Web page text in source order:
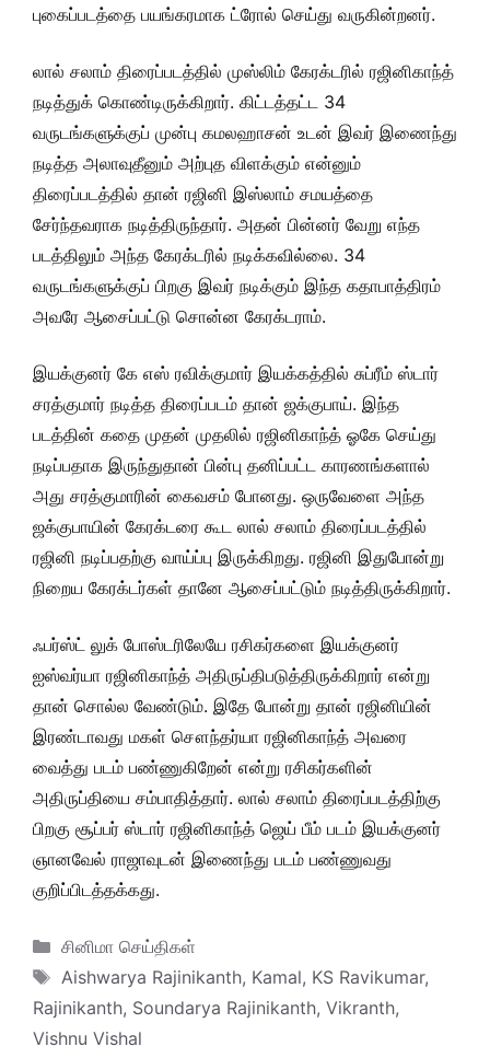
புகைப்படத்தை பயங்கரமாக ட்ரோல் செய்து வருகின்றனர்.
லால் சலாம் திரைப்படத்தில் முஸ்லிம் கேரக்டரில் ரஜினிகாந்த்
நடித்துக் கொண்டிருக்கிறார். கிட்டத்தட்ட 34
வருடங்களுக்குப் முன்பு கமலஹாசன் உடன் இவர் இணைந்து
நடித்த அலாவுதீனும் அற்புத விளக்கும் என்னும்
திரைப்படத்தில் தான் ரஜினி இஸ்லாம் சமயத்தை
சேர்ந்தவராக நடித்திருந்தார். அதன் பின்னர் வேறு எந்த
படத்திலும் அந்த கேரக்டரில் நடிக்கவில்லை. 34
வருடங்களுக்குப் பிறகு இவர் நடிக்கும் இந்த கதாபாத்திரம்
அவரே ஆசைப்பட்டு சொன்ன கேரக்டராம்.
இயக்குனர் கே எஸ் ரவிக்குமார் இயக்கத்தில் சுப்ரீம் ஸ்டார்
சரத்குமார் நடித்த திரைப்படம் தான் ஜக்குபாய். இந்த
படத்தின் கதை முதன் முதலில் ரஜினிகாந்த் ஓகே செய்து
நடிப்பதாக இருந்துதான் பின்பு தனிப்பட்ட காரணங்களால்
அது சரத்குமாரின் கைவசம் போனது. ஒருவேளை அந்த
ஜக்குபாயின் கேரக்டரை கூட லால் சலாம் திரைப்படத்தில்
ரஜினி நடிப்பதற்கு வாய்ப்பு இருக்கிறது. ரஜினி இதுபோன்று
நிறைய கேரக்டர்கள் தானே ஆசைப்பட்டும் நடித்திருக்கிறார்.
ஃபர்ஸ்ட் லுக் போஸ்டரிலேயே ரசிகர்களை இயக்குனர்
ஐஸ்வர்யா ரஜினிகாந்த் அதிருப்திபடுத்திருக்கிறார் என்று
தான் சொல்ல வேண்டும். இதே போன்று தான் ரஜினியின்
இரண்டாவது மகள் சௌந்தர்யா ரஜினிகாந்த் அவரை
வைத்து படம் பண்ணுகிறேன் என்று ரசிகர்களின்
அதிருப்தியை சம்பாதித்தார். லால் சலாம் திரைப்படத்திற்கு
பிறகு சூப்பர் ஸ்டார் ரஜினிகாந்த் ஜெய் பீம் படம் இயக்குனர்
ஞானவேல் ராஜாவுடன் இணைந்து படம் பண்ணுவது
குறிப்பிடத்தக்கது.
Categories
சினிமா செய்திகள்
Tags
Aishwarya Rajinikanth, Kamal, KS Ravikumar,
Rajinikanth, Soundarya Rajinikanth, Vikranth,
Vishnu Vishal